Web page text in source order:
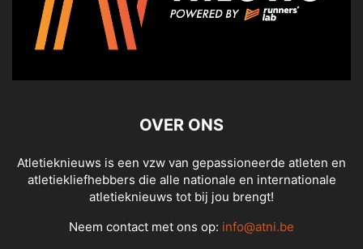
OVER ONS
Atletieknieuws is een vzw van gepassioneerde atleten en
atletiekliefhebbers die alle nationale en internationale
atletieknieuws tot bij jou brengt!
Neem contact met ons op: info@atni.be